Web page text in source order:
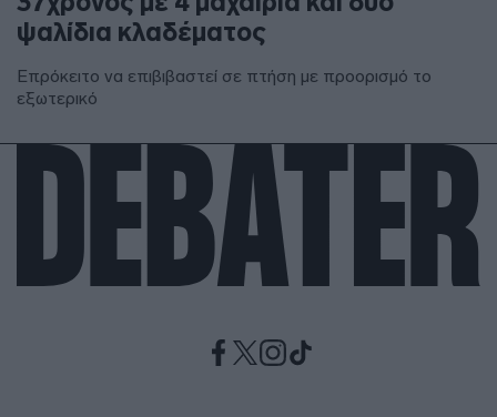
ψαλίδια κλαδέματος
Επρόκειτο να επιβιβαστεί σε πτήση με προορισμό το
εξωτερικό